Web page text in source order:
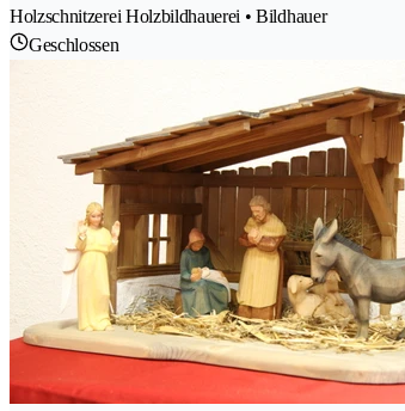
Holzschnitzerei Holzbildhauerei • Bildhauer
Geschlossen